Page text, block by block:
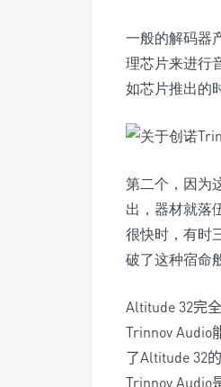
一般的解码器
理芯片来进行
如芯片推出的
第二个，因为
出，器材就落
很快时，有时
破了这种宿命
Altitude 32完
Trinnov Audio
了Altitude 32
Trinnov Audio